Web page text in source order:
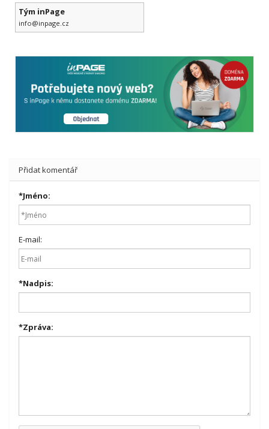
Tým inPage
info@inpage.cz
Přidat komentář
*Jméno:
E-mail:
*Nadpis:
*Zpráva: